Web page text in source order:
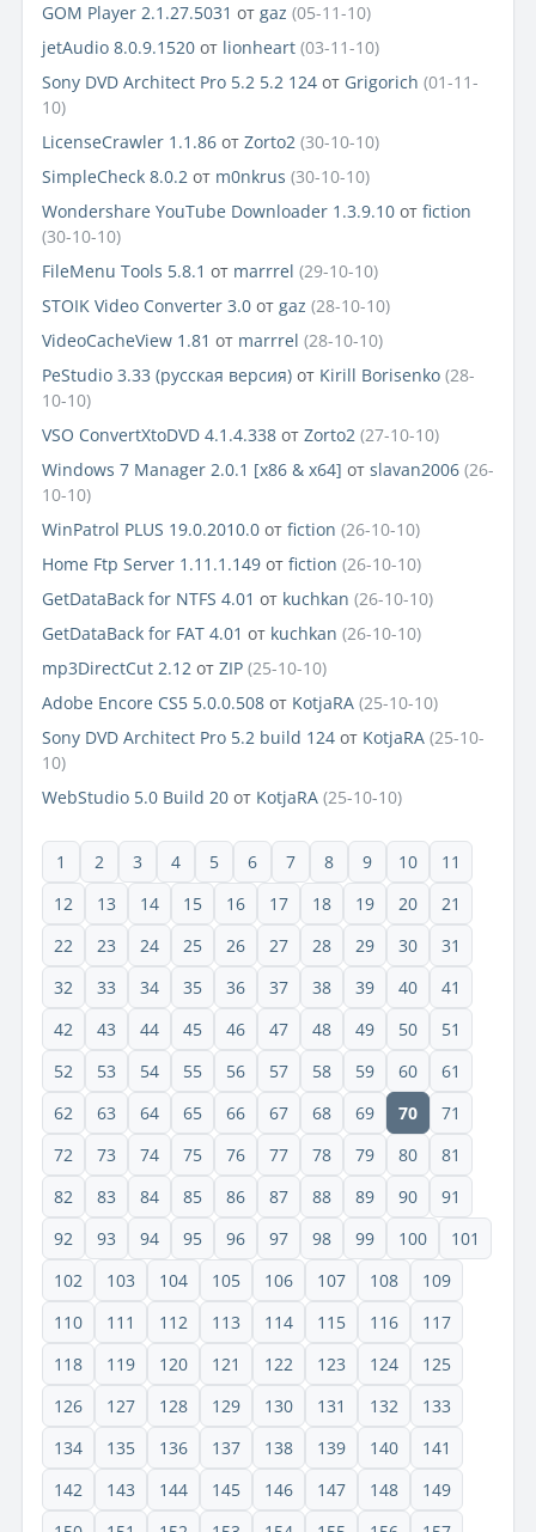
GOM Player 2.1.27.5031 от gaz (05-11-10)
jetAudio 8.0.9.1520 от lionheart (03-11-10)
Sony DVD Architect Pro 5.2 5.2 124 от Grigorich (01-11-
10)
LicenseCrawler 1.1.86 от Zorto2 (30-10-10)
SimpleCheck 8.0.2 от m0nkrus (30-10-10)
Wondershare YouTube Downloader 1.3.9.10 от fiction
(30-10-10)
FileMenu Tools 5.8.1 от marrrel (29-10-10)
STOIK Video Converter 3.0 от gaz (28-10-10)
VideoCacheView 1.81 от marrrel (28-10-10)
PeStudio 3.33 (русская версия) от Kirill Borisenko (28-
10-10)
VSO ConvertXtoDVD 4.1.4.338 от Zorto2 (27-10-10)
Windows 7 Manager 2.0.1 [x86 & x64] от slavan2006 (26-
10-10)
WinPatrol PLUS 19.0.2010.0 от fiction (26-10-10)
Home Ftp Server 1.11.1.149 от fiction (26-10-10)
GetDataBack for NTFS 4.01 от kuchkan (26-10-10)
GetDataBack for FAT 4.01 от kuchkan (26-10-10)
mp3DirectCut 2.12 от ZIP (25-10-10)
Adobe Encore CS5 5.0.0.508 от KotjaRA (25-10-10)
Sony DVD Architect Pro 5.2 build 124 от KotjaRA (25-10-
10)
WebStudio 5.0 Build 20 от KotjaRA (25-10-10)
1 2 3 4 5 6 7 8 9 10
11
12
13 14 15 16 17 18 19 20
21
22
23 24 25 26 27 28 29 30
31
32
33 34 35 36 37 38 39 40
41
42
43 44 45 46 47 48 49 50
51
52
53 54 55 56 57 58 59 60
61
62
63 64 65 66 67 68 69 70
71
72
73 74 75 76 77 78 79 80
81
82
83 84 85 86 87 88 89 90
91
92
93 94 95 96 97 98 99 100
101
102
103 104 105 106 107 108
109
110
111 112 113 114 115 116
117
118
119 120 121 122 123 124
125
126
127 128 129 130 131 132
133
134
135 136 137 138 139 140
141
142
143 144 145 146 147 148
149